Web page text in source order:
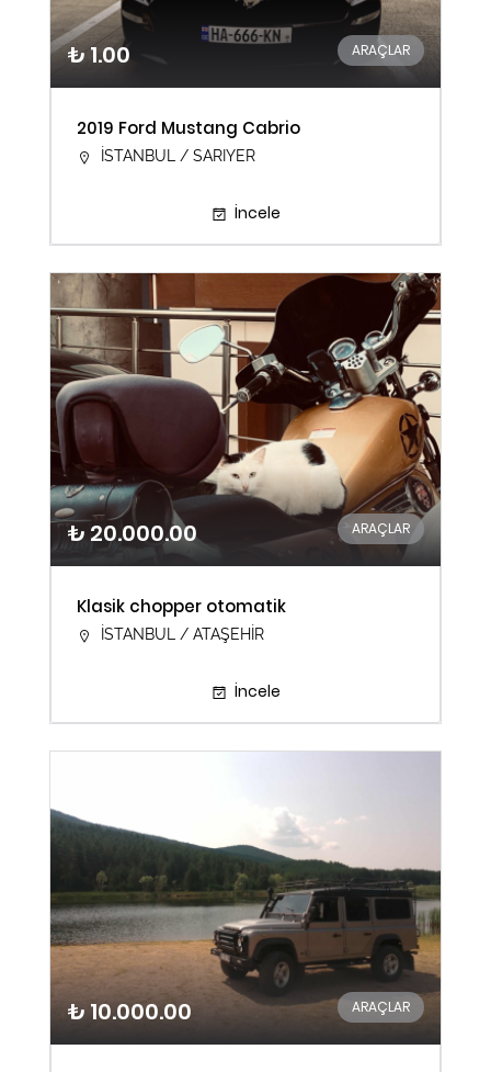
₺ 1.00 ARAÇLAR
2019 Ford Mustang Cabrio
İSTANBUL / SARIYER
İncele
₺ 20.000.00 ARAÇLAR
Klasik chopper otomatik
İSTANBUL / ATAŞEHİR
İncele
₺ 10.000.00 ARAÇLAR